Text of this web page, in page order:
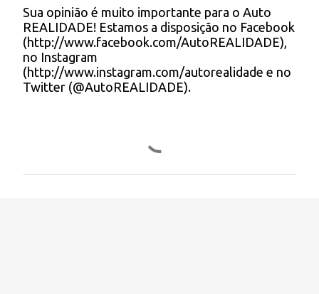
s
c
o
m
e
n
t
Sua opinião é muito importante para o Auto
REALIDADE! Estamos a disposição no Facebook
(http://www.facebook.com/AutoREALIDADE),
no Instagram
(http://www.instagram.com/autorealidade e no
Twitter (@AutoREALIDADE).